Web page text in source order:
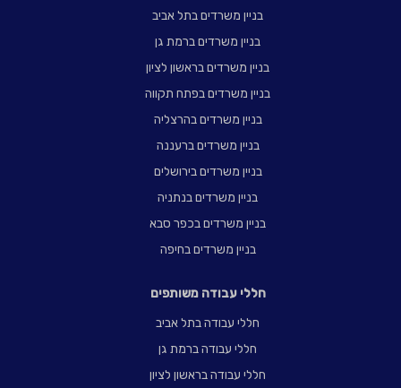
בניין משרדים בתל אביב
בניין משרדים ברמת גן
בניין משרדים בראשון לציון
בניין משרדים בפתח תקווה
בניין משרדים בהרצליה
בניין משרדים ברעננה
בניין משרדים בירושלים
בניין משרדים בנתניה
בניין משרדים בכפר סבא
בניין משרדים בחיפה
חללי עבודה משותפים
חללי עבודה בתל אביב
חללי עבודה ברמת גן
חללי עבודה בראשון לציון